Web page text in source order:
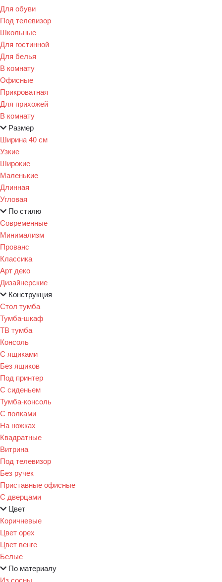
Для обуви
Под телевизор
Школьные
Для гостинной
Для белья
В комнату
Офисные
Прикроватная
Для прихожей
В комнату
Размер
Ширина 40 см
Узкие
Широкие
Маленькие
Длинная
Угловая
По стилю
Современные
Минимализм
Прованс
Классика
Арт деко
Дизайнерские
Конструкция
Стол тумба
Тумба-шкаф
ТВ тумба
Консоль
С ящиками
Без ящиков
Под принтер
С сиденьем
Тумба-консоль
С полками
На ножках
Квадратные
Витрина
Под телевизор
Без ручек
Приставные офисные
С дверцами
Цвет
Коричневые
Цвет орех
Цвет венге
Белые
По материалу
Из сосны